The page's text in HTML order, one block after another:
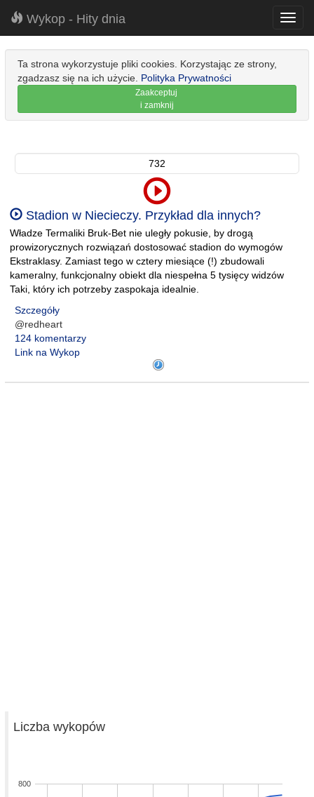
Wykop - Hity dnia
Ta strona wykorzystuje pliki cookies. Korzystając ze strony,
zgadzasz się na ich użycie. Polityka Prywatności
Zaakceptuj
i zamknij
732
Stadion w Niecieczy. Przykład dla innych?
Władze Termaliki Bruk-Bet nie uległy pokusie, by drogą
prowizorycznych rozwiązań dostosować stadion do wymogów
Ekstraklasy. Zamiast tego w cztery miesiące (!) zbudowali
kameralny, funkcjonalny obiekt dla niespełna 5 tysięcy widzów
Taki, który ich potrzeby zaspokaja idealnie.
Szczegóły
@redheart
124 komentarzy
Link na Wykop
Liczba wykopów
800